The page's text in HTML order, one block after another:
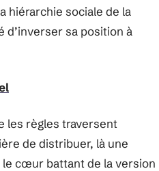
hiérarchie sociale de la
d’inverser sa position à
les règles traversent
de distribuer, là une
le cœur battant de la version